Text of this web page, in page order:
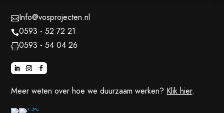
Info@vosprojecten.nl
0593 - 52 72 21
0593 - 54 04 26
Meer weten over hoe we duurzaam werken? Klik hier.